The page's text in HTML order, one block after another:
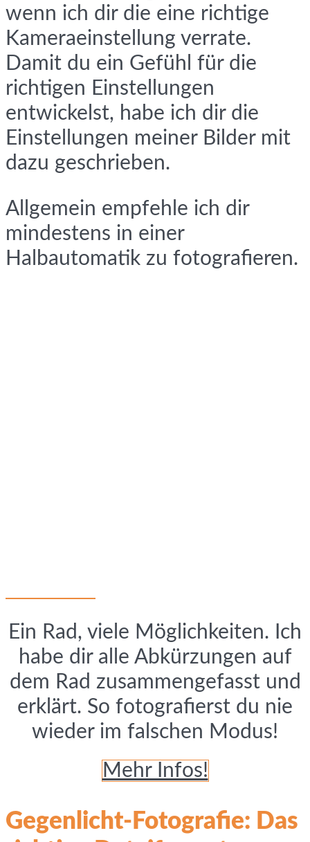
wenn ich dir die eine richtige
Kameraeinstellung verrate.
Damit du ein Gefühl für die
richtigen Einstellungen
entwickelst, habe ich dir die
Einstellungen meiner Bilder mit
dazu geschrieben.
Allgemein empfehle ich dir
mindestens in einer
Halbautomatik zu fotografieren.
Ein Rad, viele Möglichkeiten. Ich
habe dir alle Abkürzungen auf
dem Rad zusammengefasst und
erklärt. So fotografierst du nie
wieder im falschen Modus!
Mehr Infos!
Gegenlicht-Fotografie: Das